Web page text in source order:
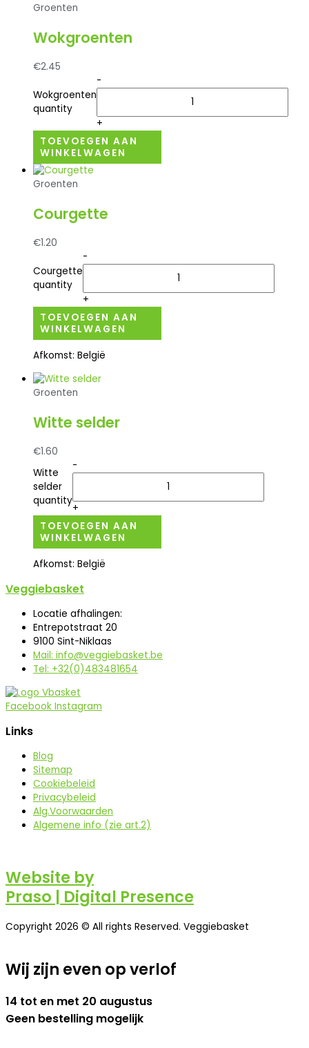
Groenten
Wokgroenten
€2.45
Wokgroenten
quantity
-
+
TOEVOEGEN AAN
WINKELWAGEN
Groenten
Courgette
€1.20
Courgette
quantity
-
+
TOEVOEGEN AAN
WINKELWAGEN
Afkomst: België
Groenten
Witte selder
€1.60
Witte
selder
quantity
-
+
TOEVOEGEN AAN
WINKELWAGEN
Afkomst: België
Veggiebasket
Locatie afhalingen:
Entrepotstraat 20
9100 Sint-Niklaas
Mail: info@veggiebasket.be
Tel: +32(0)483481654
Facebook Instagram
Links
Blog
Sitemap
Cookiebeleid
Privacybeleid
Alg.Voorwaarden
Algemene info (zie art.2)
Website by
Praso | Digital Presence
Copyright 2026 © All rights Reserved. Veggiebasket
Wij zijn even op verlof
14 tot en met 20 augustus
Geen bestelling mogelijk